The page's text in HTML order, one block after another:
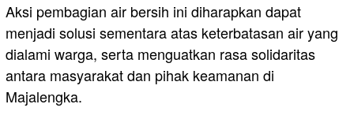
Aksi pembagian air bersih ini diharapkan dapat
menjadi solusi sementara atas keterbatasan air yang
dialami warga, serta menguatkan rasa solidaritas
antara masyarakat dan pihak keamanan di
Majalengka.